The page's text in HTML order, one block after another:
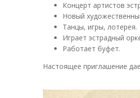
Концерт артистов
Новый
Танцы, игры, лотерея.
Играет эстрадный
Работает буфет.
Настоящее приглашение